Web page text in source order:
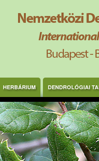
HERBÁRIUM DENDROLÓGIAI